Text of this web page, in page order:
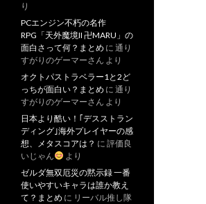
り
PCエンジン不朽の名作
RPG「天外魔境II 卍MARU」の
面白さって何？まとめ に 通り
すがりのゲーマーさん より
オクトパストラベラー1と2ど
っちが面白い？まとめ に 通り
すがりのゲーマーさん より
日本より酷い！｢デスストラン
ディング｣海外プレイヤーの感
想、メタスコアは？ に 評価良
いじゃん
より
ゼルダ無双厄災の黙示録 一番
使いやすいキャラは誰か教え
て？まとめ に リーバル推し隊